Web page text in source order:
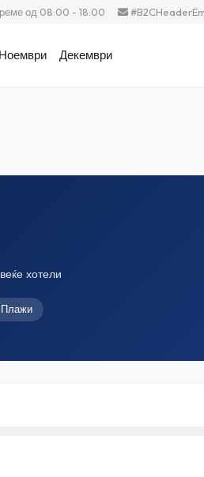
од 08:00 - 18:00
Ноември Декември
хотели